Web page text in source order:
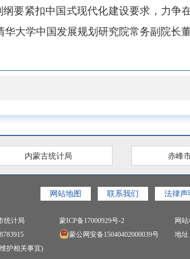
纲要紧扣中国式现代化建设要求，力
大学中国发展规划研究院常务副院长董
内蒙古统计局 赤峰
网站地图 联系我们 法律声
统计局
护相关事宜)
蒙ICP备17000929号-2
蒙公网安备15040402000039号
网站
地址